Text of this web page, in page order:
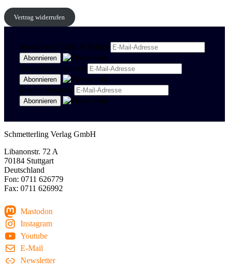
Vertrag widerrufen
Newsletter Politik & Kultur
Newsletter Spanisch
Region Stuttgart
Schmetterling Verlag GmbH
Libanonstr. 72 A
70184 Stuttgart
Deutschland
Fon: 0711 626779
Fax: 0711 626992
Mastodon
Instagram
Youtube
E-Mail
Newsletter